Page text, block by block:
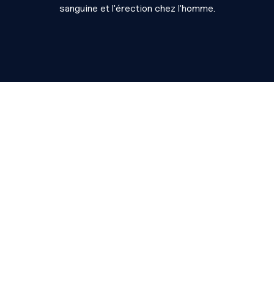
sanguine et l'érection chez l'homme.